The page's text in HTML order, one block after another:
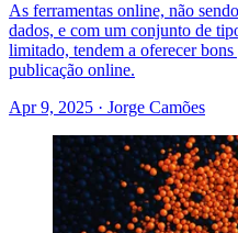
As ferramentas online, não
dados, e com um conjunto de
limitado, tendem a oferecer
publicação online.
Apr 9, 2025 · Jorge Camões